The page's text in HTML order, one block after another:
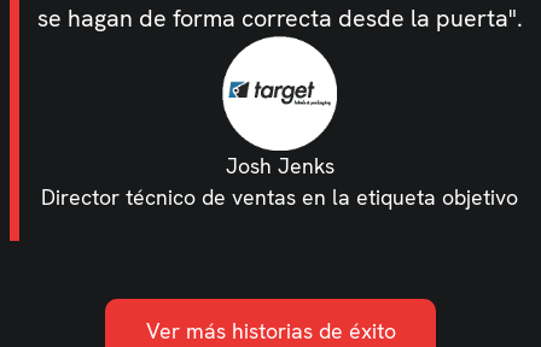
se hagan de forma correcta desde la puerta".
Josh Jenks
Director técnico de ventas en la etiqueta objetivo
Ver más historias de éxito